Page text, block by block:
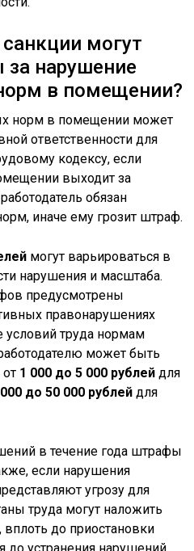
могут
нарушение
в помещении?
норм в помещении может
ответственности для
кодексу, если
выходит за
обязан
иначе ему грозит штраф.
могут варьироваться в
нарушения и масштаба.
предусмотрены
правонарушениях
условий труда нормам
может быть
1 000 до 5 000 рублей для
до 50 000 рублей для
в течение года штрафы
если нарушения
угрозу для
труда могут наложить
до приостановки